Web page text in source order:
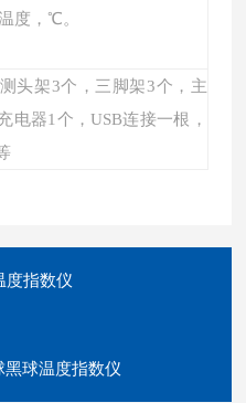
，℃。
头架3个， 三脚架3个，主
电器1个，USB连接一根，
度指数仪
黑球温度指数仪